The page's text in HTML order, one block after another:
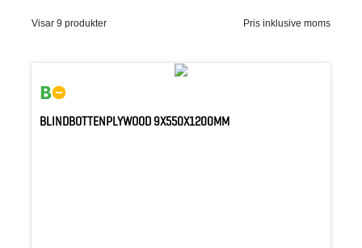
Visar 9 produkter Pris inklusive moms
BLINDBOTTENPLYWOOD 9X550X1200MM